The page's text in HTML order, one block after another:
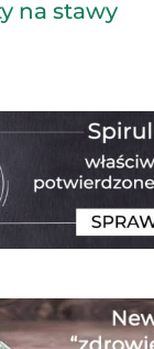
na stawy